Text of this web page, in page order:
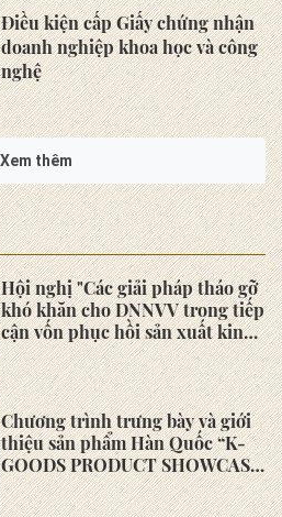
Điều kiện cấp Giấy chứng nhận
doanh nghiệp khoa học và công
nghệ
Phiên họp Ban Chấp hành về
việc góp ý, xây dựng Dự thảo
Quy chế các Ban chuyên môn
trực thuộc Hiệp hội Doanh
nghiệp nhỏ và vừa khu vực phía
Nam
Khảo sát Cơ chế Tự chứng nhận
xuất xứ toàn ASEAN (AWSC) -
do Trung tâm Thương mại Quốc
tế (ITC) phối hợp cùng Ban Thư
ký ASEAN (ASEC) triển khai
Thư chúc mừng kỷ niệm Ngày